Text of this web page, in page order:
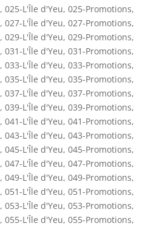
, 025-L'Île d'Yeu, 025-Promotions,
, 027-L'Île d'Yeu, 027-Promotions,
, 029-L'Île d'Yeu, 029-Promotions,
, 031-L'Île d'Yeu, 031-Promotions,
, 033-L'Île d'Yeu, 033-Promotions,
, 035-L'Île d'Yeu, 035-Promotions,
, 037-L'Île d'Yeu, 037-Promotions,
, 039-L'Île d'Yeu, 039-Promotions,
, 041-L'Île d'Yeu, 041-Promotions,
, 043-L'Île d'Yeu, 043-Promotions,
, 045-L'Île d'Yeu, 045-Promotions,
, 047-L'Île d'Yeu, 047-Promotions,
, 049-L'Île d'Yeu, 049-Promotions,
, 051-L'Île d'Yeu, 051-Promotions,
, 053-L'Île d'Yeu, 053-Promotions,
, 055-L'Île d'Yeu, 055-Promotions,